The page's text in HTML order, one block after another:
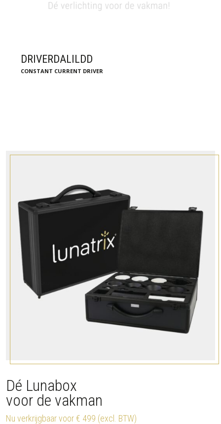
DRIVERDALILDD
CONSTANT CURRENT DRIVER
Dé Lunabox
voor de vakman
Nu verkrijgbaar voor € 499 (excl. BTW)